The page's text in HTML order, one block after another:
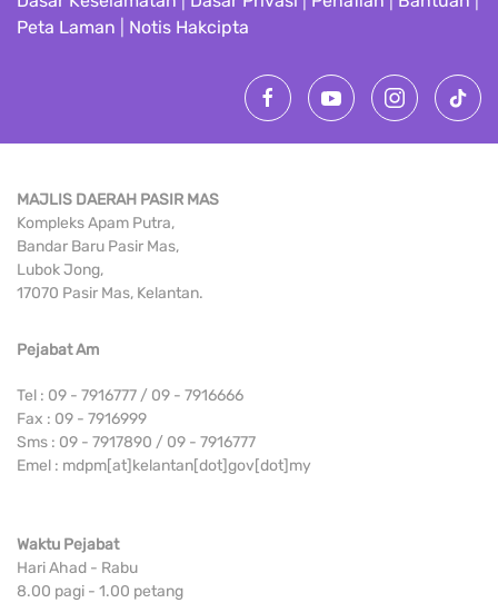
Peta Laman
Notis Hakcipta
MAJLIS DAERAH PASIR MAS
Kompleks Apam Putra,
Bandar Baru Pasir Mas,
Lubok Jong,
17070 Pasir Mas, Kelantan.
Pejabat Am
Tel : 09 - 7916777 / 09 - 7916666
Fax : 09 - 7916999
Sms : 09 - 7917890 / 09 - 7916777
Emel : mdpm[at]kelantan[dot]gov[dot]my
Waktu Pejabat
Hari Ahad - Rabu
8.00 pagi - 1.00 petang